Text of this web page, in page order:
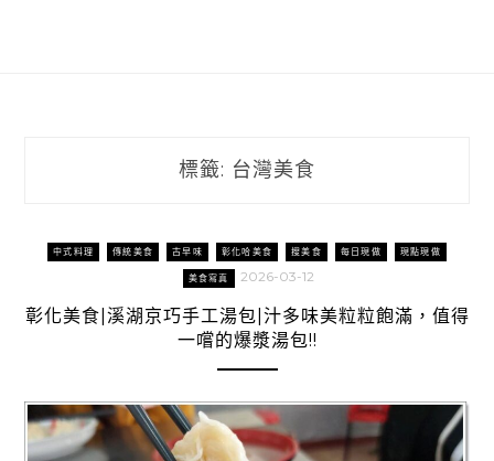
標籤: 台灣美食
中式料理 傳統美食 古早味 彰化哈美食 搜美食 每日現做 現點現做
美食寫真 2026-03-12
彰化美食|溪湖京巧手工湯包|汁多味美粒粒飽滿，值得
一嚐的爆漿湯包!!